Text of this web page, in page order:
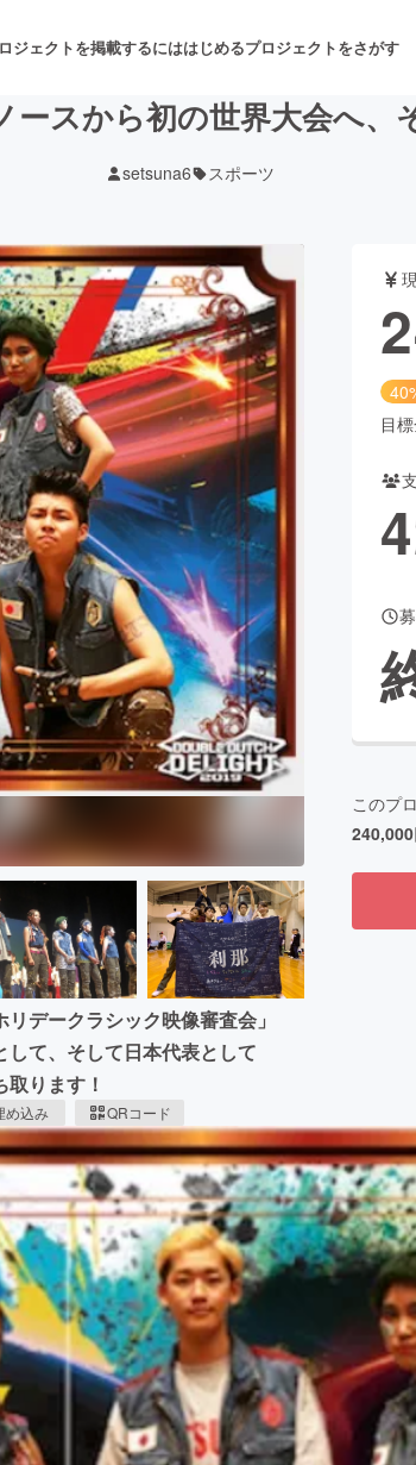
ジェクトを掲載するにははじめるプロジェクトをさがす
舞台・パフォーマ
・サービス開発 フード・飲食店
誌出版 アニメ・漫画
ジ ビューティー・ヘ
CAMPFIRE for Social GoodCAMPFIRE Creation
CAMPFIREふるさと納税machi-yaコミュニティ
スから初の世界大会へ、
setsuna6 スポーツ
デークラシック映像審査会」
て、そして日本代表として
ります！
め込み QRコード
目
このプ
240,000